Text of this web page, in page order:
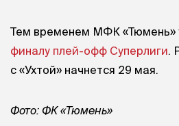
Тем временем МФК «Тюмень»
финалу плей-офф Суперлиги.
с «Ухтой» начнется 29 мая.
Фото: ФК «Тюмень»